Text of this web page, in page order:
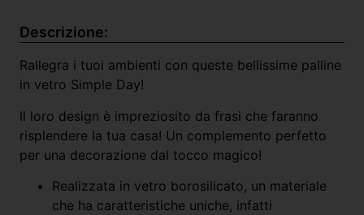
Descrizione:
Rallegra i tuoi ambienti con queste bellissime palline
in vetro Simple Day!
Il loro design è impreziosito da frasi che faranno
risplendere la tua casa! Un complemento perfetto
per una decorazione dal tocco magico!
Realizzata in vetro borosilicato, un materiale
che ha caratteristiche uniche, infatti